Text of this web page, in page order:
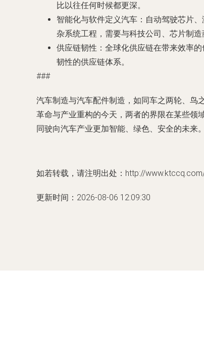
比以往任何时候都更深。
智能化与软件定义汽车 ：自动驾驶芯片
杂系统工程，需要与科技公司、芯片制造
供应链韧性 ：全球化供应链在带来效率
韧性的供应链体系。
###
汽车制造与汽车配件制造，如同车之两轮、鸟
革命与产业重构的今天，两者的界限在某些领
同驶向汽车产业更加智能、绿色、安全的未来。
如若转载，请注明出处：http://
更新时间：2026-08-06 12:09:30